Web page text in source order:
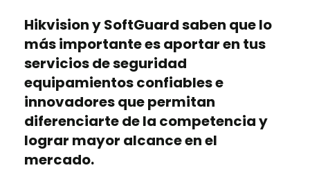
Hikvision y SoftGuard saben que lo
más importante es aportar en tus
servicios de seguridad
equipamientos confiables e
innovadores que permitan
diferenciarte de la competencia y
lograr mayor alcance en el
mercado.